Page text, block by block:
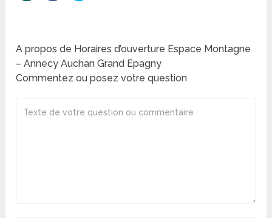
A propos de Horaires d’ouverture Espace Montagne
– Annecy Auchan Grand Epagny
Commentez ou posez votre question